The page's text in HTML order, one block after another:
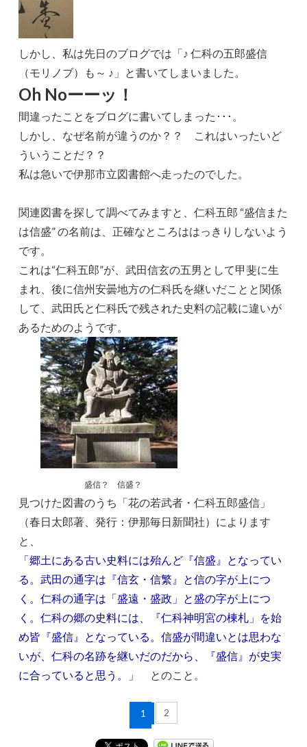
しかし、私は先日のブログでは「♪ 仁科の五郎盛信
（モリノブ）も～ ♪」と書いてしまいました。
Oh Noーーッ！
間違ったことをブログに書いてしまった･･･。
しかし、なぜ名前が違うのか？？ これはいったいど
ういうことだ？？
私は急いで伊那市立図書館へ走ったのでした。
関連図書を探して調べてみますと、仁科五郎 “盛信また
は信盛” の名前は、正確なところははっきりしないよう
です。
これは“仁科五郎”が、武田信玄の五男として甲斐に生
まれ、後に信州安曇地方の仁科氏を継いだことと関係
して、武田氏と仁科氏で残された史料の記載に違いが
あるためのようです。
盛信？ 信盛？
見つけた図書のうち「花の若武者・仁科五郎盛信」
（春日太郎著、発行：伊那毎日新聞社）によります
と、
「郷土にある古い史料には殆んど『信盛』となってい
る。武田の通字は『信玄・信繁』と信の字が上につ
く。仁科の通字は「盛遠・盛政」と盛の字が上につ
く。仁科の郷の史料には、『仁科神明宮の棟札」を始
め皆『盛信』となっている。信盛が間違いとは思わな
いが、仁科の名跡を継いだのだから、『盛信』が史実
に合っていると思う。」
とのこと。
1 2